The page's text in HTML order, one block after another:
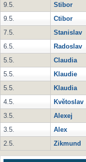
9.5.
Stibor
9.5.
Ctibor
7.5.
Stanislav
6.5.
Radoslav
5.5.
Claudia
5.5.
Klaudie
5.5.
Klaudia
4.5.
Květoslav
3.5.
Alexej
3.5.
Alex
2.5.
Zikmund